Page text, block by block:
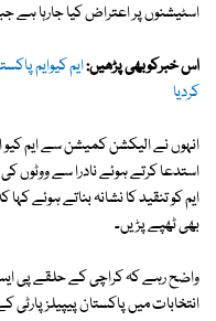
اسٹیشنوں پر اعتراض کیا جارہا ہے
اس خبرکوبھی پڑھیں:
کردیا
انہوں نے الیکشن کمیشن سے ایم
استدعا کرتے ہوئے نادرا سے ووٹوں
ایم کو تنقید کا نشانہ بناتے ہوئے
بھی ٹھپے پڑیں۔